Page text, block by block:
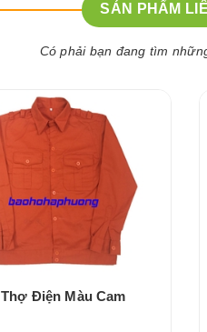
SẢN PHẨM
Có phải bạn đang tìm
Điện Màu Cam